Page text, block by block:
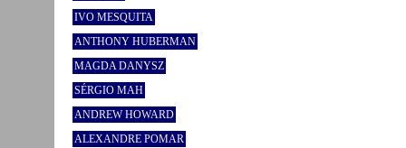
IVO MESQUITA
ANTHONY HUBERMAN
MAGDA DANYSZ
SÉRGIO MAH
ANDREW HOWARD
ALEXANDRE POMAR